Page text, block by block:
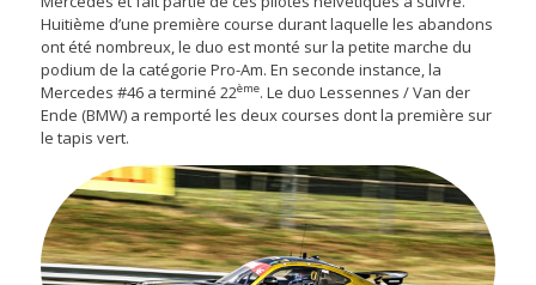
Huitième d’une première course durant laquelle les abandons
ont été nombreux, le duo est monté sur la petite marche du
podium de la catégorie Pro-Am. En seconde instance, la
Mercedes #46 a terminé 22ème. Le duo Lessennes / Van der
Ende (BMW) a remporté les deux courses dont la première sur
le tapis vert.